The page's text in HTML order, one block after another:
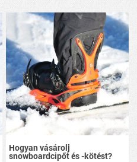
Hogyan vásárolj
snowboardcipőt és -kötést?